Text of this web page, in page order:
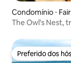
Condomínio ⋅
The Owl's Nest,
Preferido dos
Preferido dos